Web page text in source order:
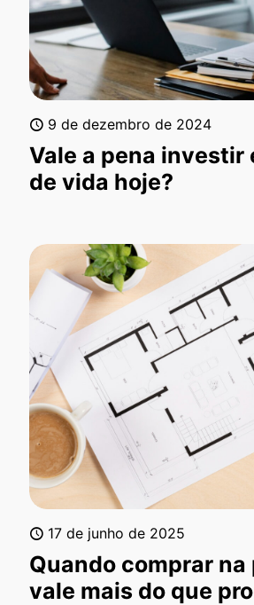
9 de dezembro de 2024
Vale a pena investir
de vida hoje?
17 de junho de 2025
Quando comprar na
vale mais do que